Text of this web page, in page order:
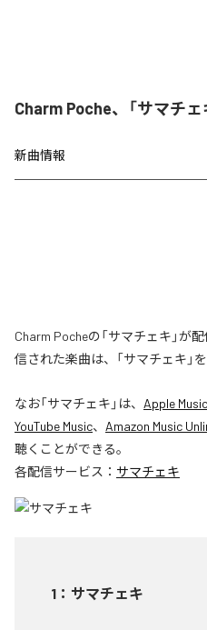
Charm Poche、「サマチ
新曲情報
Charm Pocheの「サマチェキ」が
信された楽曲は、「サマチェキ」
なお「サマチェキ 」は、 Apple Music
YouTube Music、 Amazon Music
聴くことができる。
各配信サービス： サマチェキ
1 ： サマチェキ